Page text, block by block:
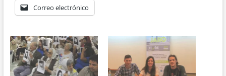
Correo electrónico